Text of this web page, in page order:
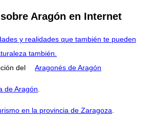
Aragón en Internet
y realidades que también te pueden
también.
del
Aragonés de Aragón
de Aragón
en la provincia de Zaragoza